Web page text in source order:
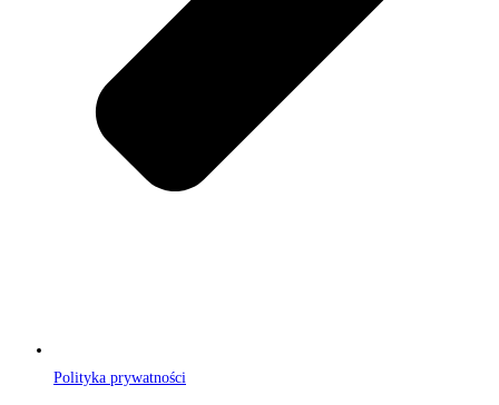
Polityka prywatności